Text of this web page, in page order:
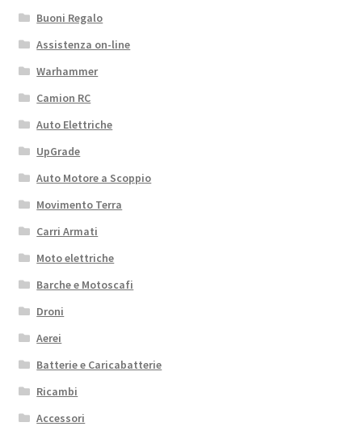
Buoni Regalo
Assistenza on-line
Warhammer
Camion RC
Auto Elettriche
UpGrade
Auto Motore a Scoppio
Movimento Terra
Carri Armati
Moto elettriche
Barche e Motoscafi
Droni
Aerei
Batterie e Caricabatterie
Ricambi
Accessori